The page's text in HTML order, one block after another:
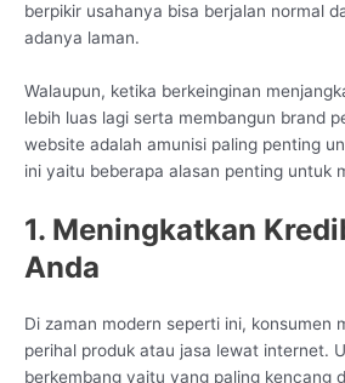
berpikir usahanya bisa berjalan normal
adanya laman.
Walaupun, ketika berkeinginan
lebih luas lagi serta membangun brand
website adalah amunisi paling penting
ini yaitu beberapa alasan penting untuk
1. Meningkatkan
Anda
Di zaman modern seperti ini, konsumen
perihal produk atau jasa lewat internet.
berkembang yaitu yang paling kencang